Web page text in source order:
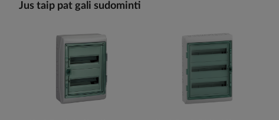
Jus taip pat gali sudominti